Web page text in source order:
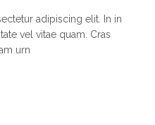
adipiscing elit. In in
vel vitae quam. Cras
urn